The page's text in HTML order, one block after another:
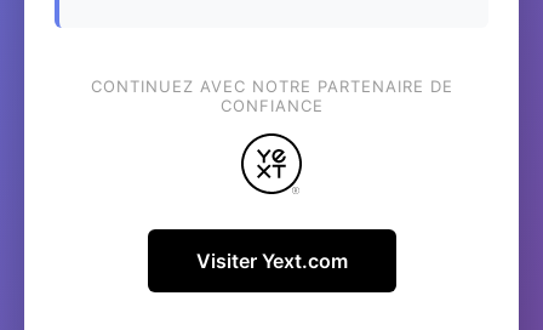
CONTINUEZ AVEC NOTRE PARTENAIRE DE
CONFIANCE
Visiter Yext.com